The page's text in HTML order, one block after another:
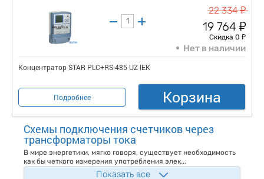
22 334у
19 764 у
Скидка 0 у
Нет в наличии
Концентратор STAR PLC+RS-485 UZ IEK
Подробнее Корзина
Схемы подключения счетчиков через
трансформаторы тока
В мире энергетики, мягко говоря, существует необходимость
как бы четкого измерения употребления элек...
Показать все